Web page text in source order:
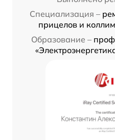
Специализация –
прицелов и
Образование –